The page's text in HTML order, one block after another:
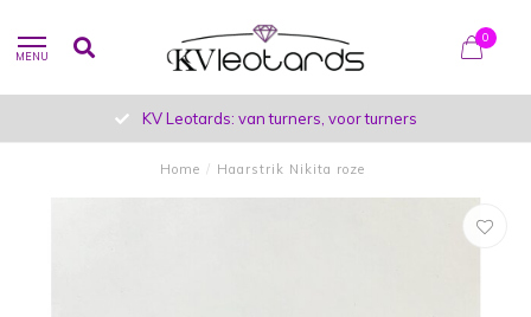
MENU
0
KV Leotards: van turners, voor turners
Home / Haarstrik Nikita roze